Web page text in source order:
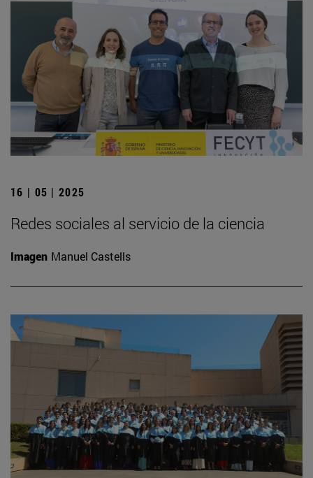
16 | 05 | 2025
Redes sociales al servicio de la ciencia
Imagen Manuel Castells